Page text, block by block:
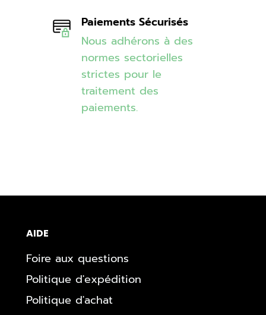
Paiements Sécurisés
Nous adhérons à des
normes sectorielles
strictes pour le
traitement des
paiements.
AIDE
Foire aux questions
Politique d'expédition
Politique d'achat